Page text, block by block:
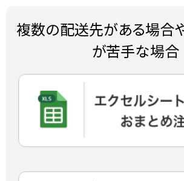
複数の配送先がある場合
が苦手な場合